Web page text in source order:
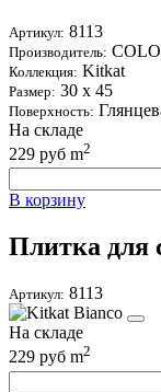
Артикул: 8113
Производитель:
Коллекция: Kitkat
Размер: 30 х 45
Поверхность:
На складе
229 руб m2
В корзину
Плитка для
Артикул: 8113
На складе
229 руб m2